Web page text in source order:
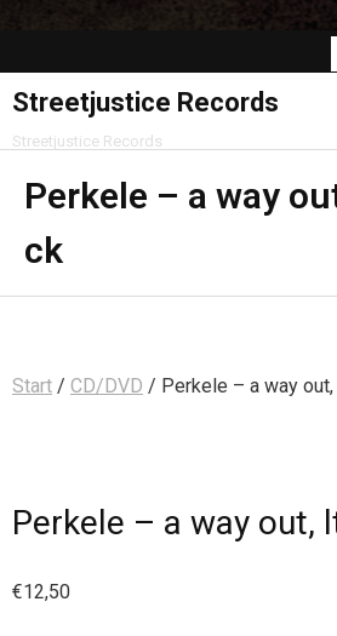
Streetjustice Records
Streetjustice Records
Perkele – a way
ck
Start / CD/DVD / Perkele – a way
Perkele – a way out,
€12,50